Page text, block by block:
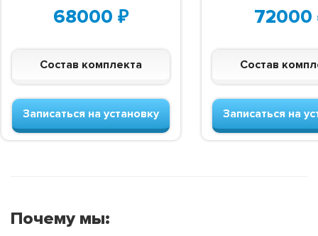
68000 ₽
Состав комплекта
Записаться на установку
72000
Состав
Записаться на
Почему мы: